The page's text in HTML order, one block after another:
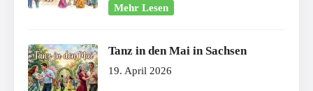
Mehr Lesen
Tanz in den Mai in Sachsen
19. April 2026